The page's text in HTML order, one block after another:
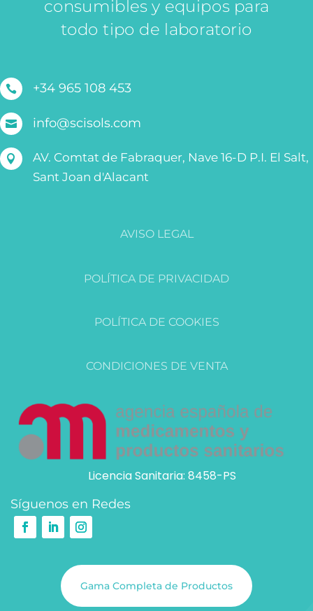
consumibles y equipos para
todo tipo de laboratorio
 +34 965 108 453
 info@scisols.com

AV. Comtat de Fabraquer, Nave 16-D P.I. El Salt,
Sant Joan d'Alacant
AVISO LEGAL
POLÍTICA DE PRIVACIDAD
POLÍTICA DE COOKIES
CONDICIONES DE VENTA
Licencia Sanitaria: 8458-PS
Síguenos en Redes
Gama Completa de Productos